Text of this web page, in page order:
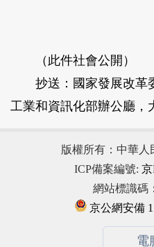
（此件社會公開）
抄送：國家發展改革委
工業和資訊化部辦公廳，
版權所有：中華人
ICP備案編號: 京
網站標識碼
京公網安備
電